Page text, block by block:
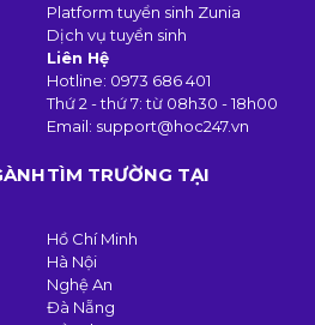
Platform tuyển sinh Zunia
Dịch vụ tuyển sinh
Liên Hệ
Hotline: 0973 686 401
Thứ 2 - thứ 7: từ 08h30 - 18h00
Email: support@hoc247.vn
TÌM TRƯỜNG TẠI
Hồ Chí Minh
Hà Nội
Nghệ An
Đà Nẵng